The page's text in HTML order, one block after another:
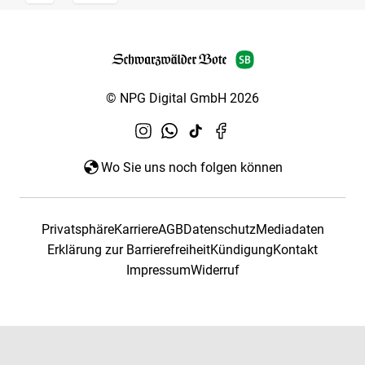
© NPG Digital GmbH 2026
Wo Sie uns noch folgen können
PrivatsphäreKarriereAGBDatenschutzMediadaten
Erklärung zur BarrierefreiheitKündigungKontakt
ImpressumWiderruf